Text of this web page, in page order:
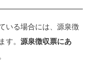
いる場合には、源泉徴
。 源泉徴収票にあ